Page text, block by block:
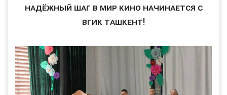
Надёжный шаг в мир кино начинается с
ВГИК Ташкент!